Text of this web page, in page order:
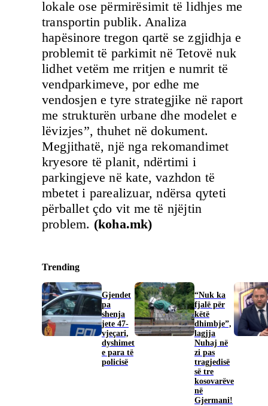
lokale ose përmirësimit të lidhjes me
transportin publik. Analiza
hapësinore tregon qartë se zgjidhja e
problemit të parkimit në Tetovë nuk
lidhet vetëm me rritjen e numrit të
vendparkimeve, por edhe me
vendosjen e tyre strategjike në raport
me strukturën urbane dhe modelet e
lëvizjes”, thuhet në dokument.
Megjithatë, një nga rekomandimet
kryesore të planit, ndërtimi i
parkingjeve në kate, vazhdon të
mbetet i parealizuar, ndërsa qyteti
përballet çdo vit me të njëjtin
problem. (koha.mk)
Trending
Gjendet
pa
shenja
jete 47-
vjeçari,
dyshimet
e para të
policisë
“Nuk ka
fjalë për
këtë
dhimbje”,
lagjja
Nuhaj në
zi pas
tragjedisë
së tre
kosovarëve
në
Gjermani!